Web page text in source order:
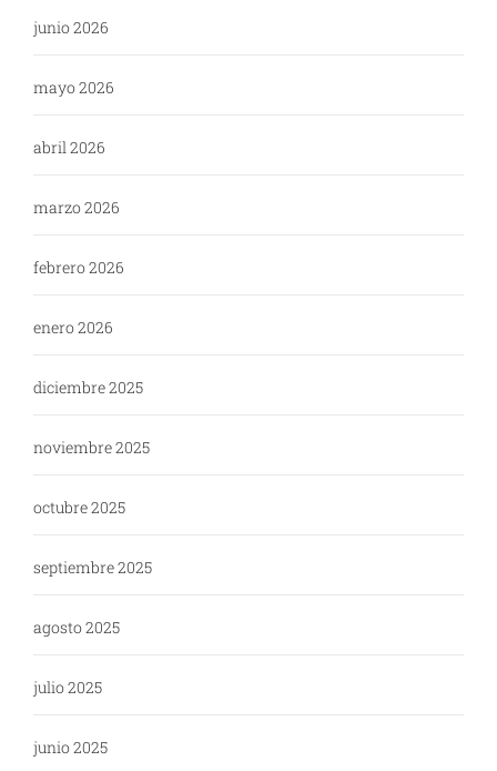
junio 2026
mayo 2026
abril 2026
marzo 2026
febrero 2026
enero 2026
diciembre 2025
noviembre 2025
octubre 2025
septiembre 2025
agosto 2025
julio 2025
junio 2025